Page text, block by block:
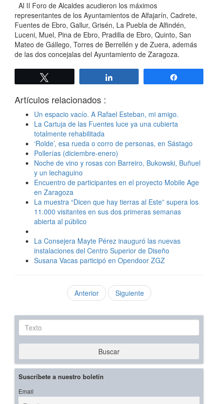
Al II Foro de Alcaldes acudieron los máximos
representantes de los Ayuntamientos de Alfajarín, Cadrete,
Fuentes de Ebro, Gallur, Grisén, La Puebla de Alfindén,
Luceni, Muel, Pina de Ebro, Pradilla de Ebro, Quinto, San
Mateo de Gállego, Torres de Berrellén y de Zuera, además
de las dos concejalas del Ayuntamiento de Zaragoza.
Artículos relacionados :
Un espacio vacío. A Rafael Esteban, mi amigo.
La Cartuja de las Fuentes luce ya una cubierta
totalmente rehabilitada
‘Rolde’, esa rueda o corro de personas, en Sástago
Pollerías (diciembre-enero)
Noche de vino y rosas con Barreiro, Bukowski, Buñuel
y un lechaguino
Encuentro de participantes en el proyecto Mobile Age
en Zaragoza
La muestra “Dicen que hay tierras al Este” supera los
11.000 visitantes en sus dos primeras semanas
abierta al público
La Consejera Mayte Pérez inauguró las nuevas
instalaciones del Centro Superior de Diseño
Susana Vacas participó en Opendoor ZGZ
Anterior Siguiente
Texto
Buscar
Suscríbete a nuestro boletín
Email